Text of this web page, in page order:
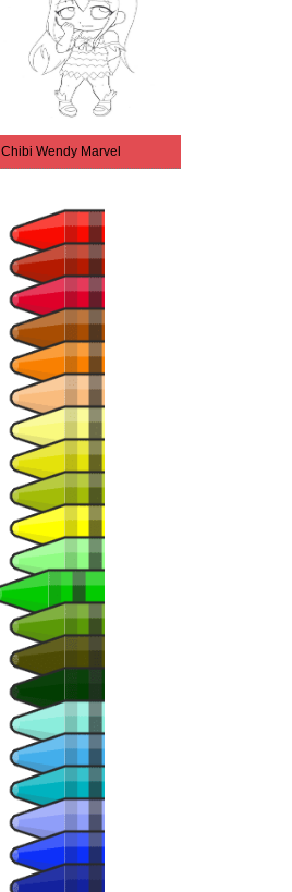
Chibi Wendy Marvel